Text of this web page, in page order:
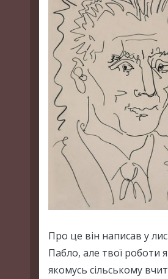
Про це він написав у
Пабло, але твої роботи
якомусь сільському